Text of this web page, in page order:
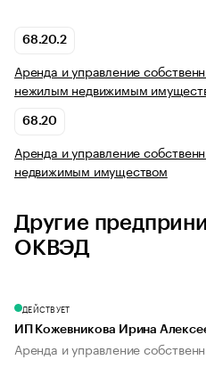
68.20.2
Аренда и управление
нежилым недвижимым
68.20
Аренда и управление
недвижимым имуществом
Другие
ОКВЭД
ДЕЙСТВУЕТ
ИП Кожевникова Ирина
Аренда и управление